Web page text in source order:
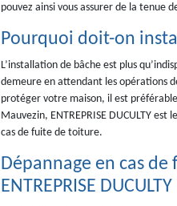
pouvez ainsi vous assurer de la tenue
Pourquoi doit-on
L’installation de bâche est plus
demeure en attendant les opérations
protéger votre maison, il est
Mauvezin, ENTREPRISE DUCULTY
cas de fuite de toiture.
Dépannage en cas
ENTREPRISE DUCULTY